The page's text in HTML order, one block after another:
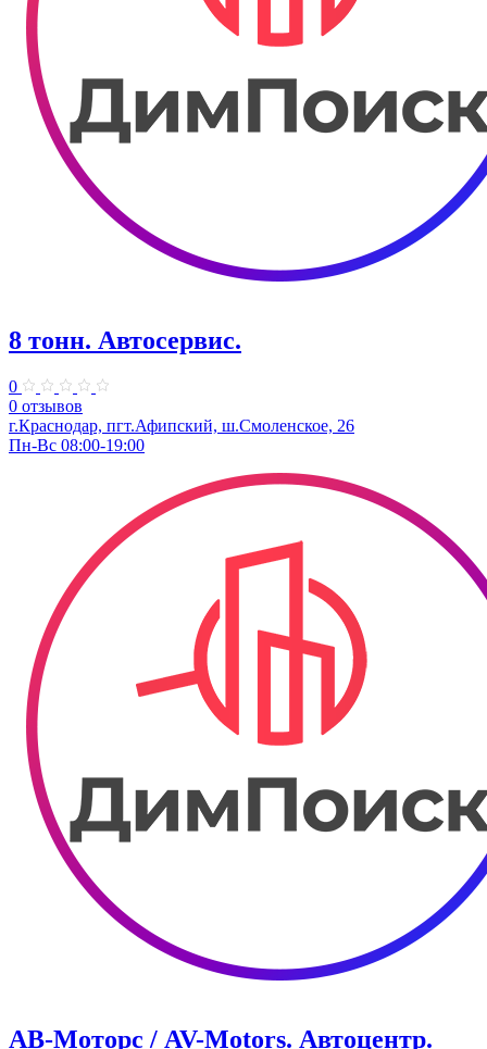
8 тонн. Автосервис.
0
0 отзывов
г.Краснодар, пгт.Афипский, ш.Смоленское, 26
Пн-Вс 08:00-19:00
АВ-Моторс / AV-Motors. Автоцентр.